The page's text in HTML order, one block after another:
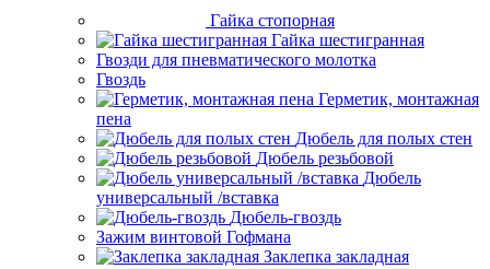
Гайка стопорная
Гайка шестигранная
Гвозди для пневматического молотка
Гвоздь
Герметик, монтажная
пена
Дюбель для полых стен
Дюбель резьбовой
Дюбель
универсальный /вставка
Дюбель-гвоздь
Зажим винтовой Гофмана
Заклепка закладная